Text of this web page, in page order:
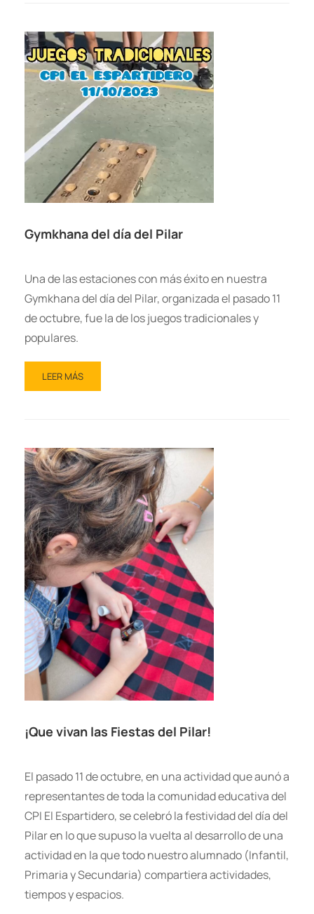
Gymkhana del día del Pilar
Una de las estaciones con más éxito en nuestra
Gymkhana del día del Pilar, organizada el pasado 11
de octubre, fue la de los juegos tradicionales y
populares.
LEER MÁS
¡Que vivan las Fiestas del Pilar!
El pasado 11 de octubre, en una actividad que aunó a
representantes de toda la comunidad educativa del
CPI El Espartidero, se celebró la festividad del día del
Pilar en lo que supuso la vuelta al desarrollo de una
actividad en la que todo nuestro alumnado (Infantil,
Primaria y Secundaria) compartiera actividades,
tiempos y espacios.